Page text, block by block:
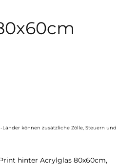
können zusätzliche Zölle, Steuern und
hinter Acrylglas 80x60cm,